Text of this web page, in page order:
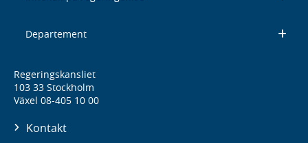
Departement
Regeringskansliet
103 33 Stockholm
Växel 08-405 10 00
Kontakt